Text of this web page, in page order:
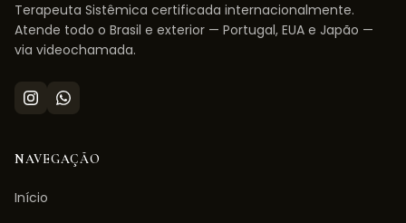
Terapeuta Sistêmica certificada internacionalmente.
Atende todo o Brasil e exterior — Portugal, EUA e Japão —
via videochamada.
NAVEGAÇÃO
Início